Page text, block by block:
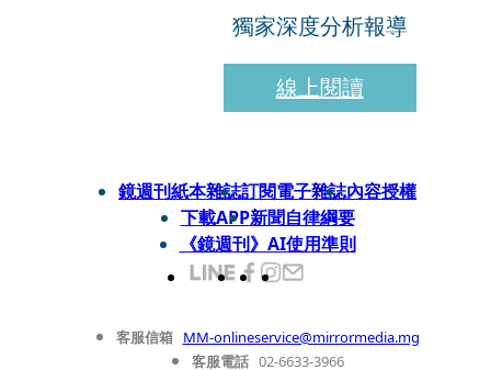
獨家深度分析報導
線上閱讀
鏡週刊紙本雜誌訂閱電子雜誌內容授權
下載APP新聞自律綱要
《鏡週刊》AI使用準則
客服信箱 MM-onlineservice@mirrormedia.mg
客服電話 02-6633-3966